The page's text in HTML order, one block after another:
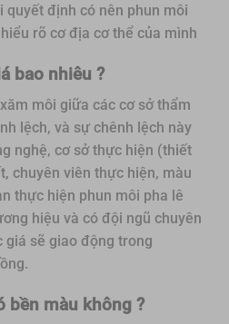
quyết định có nên phun môi
rõ cơ địa cơ thể của mình
bao nhiêu ?
môi giữa các cơ sở thẩm
lệch, và sự chênh lệch này
nghệ, cơ sở thực hiện (thiết
chuyên viên thực hiện, màu
thực hiện phun môi pha lê
hiệu và có đội ngũ chuyên
giá sẽ giao động trong
bền màu không ?